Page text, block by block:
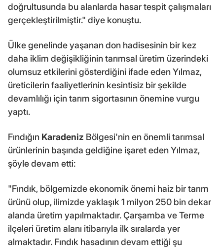
doğrultusunda bu alanlarda hasar tespit çalışmaları
gerçekleştirilmiştir." diye konuştu.
Ülke genelinde yaşanan don hadisesinin bir kez
daha iklim değişikliğinin tarımsal üretim üzerindeki
olumsuz etkilerini gösterdiğini ifade eden Yılmaz,
üreticilerin faaliyetlerinin kesintisiz bir şekilde
devamlılığı için tarım sigortasının önemine vurgu
yaptı.
Fındığın Karadeniz Bölgesi'nin en önemli tarımsal
ürünlerinin başında geldiğine işaret eden Yılmaz,
şöyle devam etti:
"Fındık, bölgemizde ekonomik önemi haiz bir tarım
ürünü olup, ilimizde yaklaşık 1 milyon 250 bin dekar
alanda üretim yapılmaktadır. Çarşamba ve Terme
ilçeleri üretim alanı itibarıyla ilk sıralarda yer
almaktadır. Fındık hasadının devam ettiği şu